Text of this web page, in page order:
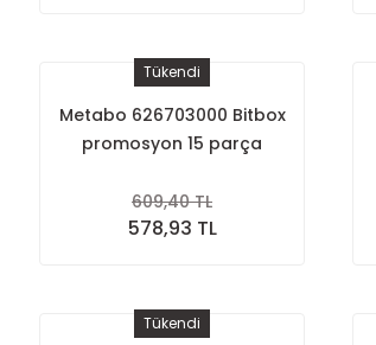
Tükendi
Metabo 626703000 Bitbox
promosyon 15 parça
609,40 TL
578,93 TL
Tükendi